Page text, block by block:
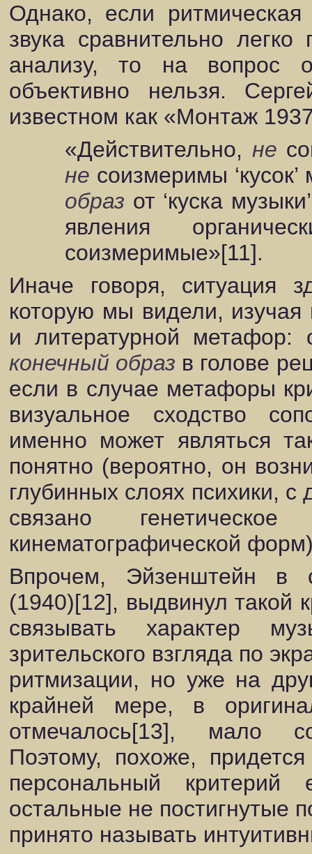
Однако, если
звука сравнительно легко
анализу, то на вопрос
объективно нельзя.
известном как «Монтаж
«Действительно, не
не соизмеримы
образ от ‘куска
явления
соизмеримые»[11].
Иначе говоря, ситуация
которую мы видели, изучая
и литературной метафор:
конечный образ в голове
если в случае метафоры
визуальное сходство
именно может являться
понятно (вероятно, он
глубинных слоях психики,
связано
кинематографической
Впрочем, Эйзенштейн в
(1940)[12], выдвинул такой
связывать характер
зрительского взгляда по
ритмизации, но уже на
крайней мере, в
отмечалось[13], мало
Поэтому, похоже,
персональный
остальные не постигнутые
принято называть